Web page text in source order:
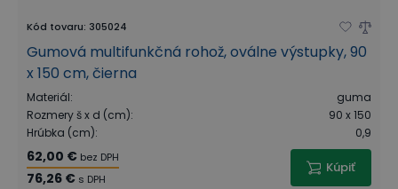
Kód tovaru: 305024
Gumová multifunkčná rohož, oválne výstupky, 90
x 150 cm, čierna
Materiál:
guma
Rozmery š x d (cm):
90 x 150
Hrúbka (cm): 0,9
62,00 € bez DPH
76,26 € s DPH
Kúpiť